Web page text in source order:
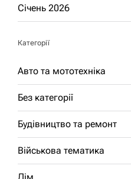
Січень 2026
Категорії
Авто та мототехніка
Без категорії
Будівництво та ремонт
Військова тематика
Дім